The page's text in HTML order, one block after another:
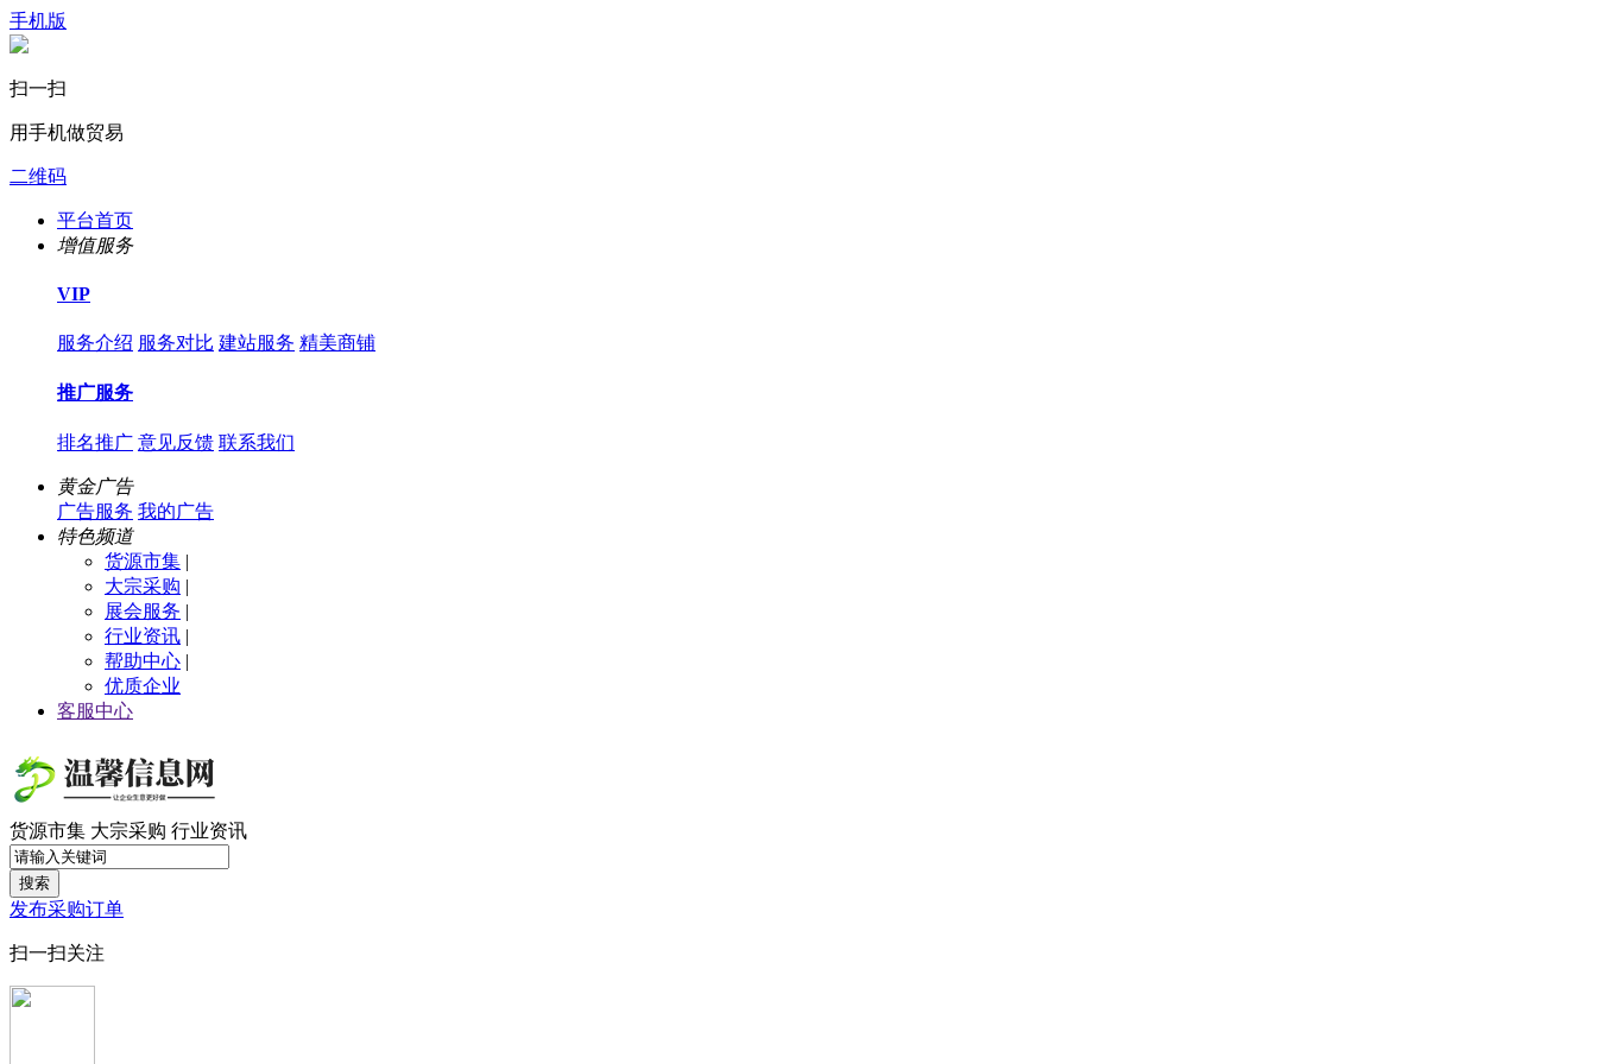
手机版
扫一扫
用手机做贸易
二维码
平台首页
增值服务
VIP
服务介绍 服务对比 建站服务 精美商铺
推广服务
排名推广 意见反馈 联系我们
黄金广告
广告服务 我的广告
特色频道
货源市集 |
大宗采购 |
展会服务 |
行业资讯 |
帮助中心 |
优质企业
客服中心
货源市集 大宗采购 行业资讯
搜索
发布采购订单
扫一扫关注